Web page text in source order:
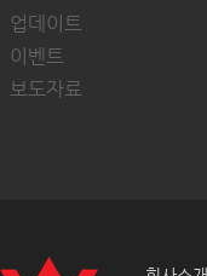
업데이트
이벤트
보도자료